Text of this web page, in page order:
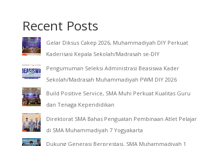
Recent Posts
Gelar Diksus Cakep 2026, Muhammadiyah DIY Perkuat
Kaderisasi Kepala Sekolah/Madrasah se-DIY
Pengumuman Seleksi Administrasi Beasiswa Kader
Sekolah/Madrasah Muhammadiyah PWM DIY 2026
Build Positive Service, SMA Muhi Perkuat Kualitas Guru
dan Tenaga Kependidikan
Direktorat SMA Bahas Penguatan Pembinaan Atlet Pelajar
di SMA Muhammadiyah 7 Yogyakarta
Dukung Generasi Berprestasi, SMA Muhammadiyah 1